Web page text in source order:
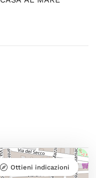
Ottieni indicazioni